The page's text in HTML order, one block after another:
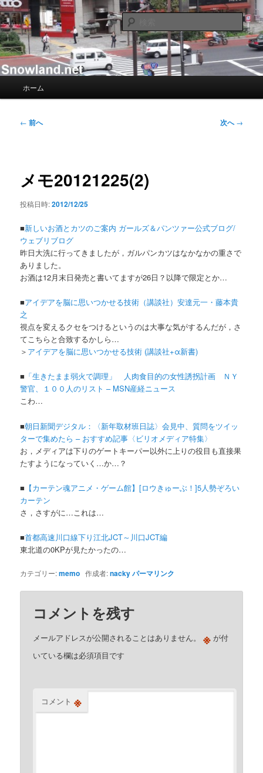
メ
イ
ン
コ
ン
テ
Nacky – Snowland.net
Nacky(Issei Ishii)がDJ/Composerのようなふりして書き散らすblogサイト
検
索
ホーム
投
ー
ョ
← 前へ 次へ→
メモ20121225(2)
投稿日時:2012/12/25
■新しいお酒とカツのご案内 ガールズ＆パンツァー公式ブログ/
ウェブリブログ
昨日大洗に行ってきましたが，ガルパンカツはなかなかの重さで
ありました。
お酒は12月末日発売と書いてますが26日？以降で限定とか…
■アイデアを脳に思いつかせる技術（講談社）安達元一・藤本貴
之
視点を変えるクセをつけるというのは大事な気がするんだが，さ
てこちらと合致するかしら…
＞ アイデアを脳に思いつかせる技術 (講談社+α新書)
■ 「生きたまま弱火で調理」 人肉食目的の女性誘拐計画 ＮＹ
警官、１００人のリスト – MSN産経ニュース
こわ…
■朝日新聞デジタル：〈新年取材班日誌〉会見中、質問をツイッ
ターで集めたら – おすすめ記事〈ビリオメディア特集〉
お，メディアは下りのゲートキーパー以外に上りの役目も直接果
たすようになっていく…か…？
■ 【カーテン魂アニメ・ゲーム館】[ロウきゅーぶ！]5人勢ぞろい
カーテン
さ，さすがに…これは…
■首都高速川口線下り江北JCT～川口JCT編
東北道の0KPが見たかったの…
カテゴリー:memo 作成者:nackyパーマリンク
コメントを残す
メールアドレスが公開されることはありません。 ※ が付
いている欄は必須項目です
コメント ※